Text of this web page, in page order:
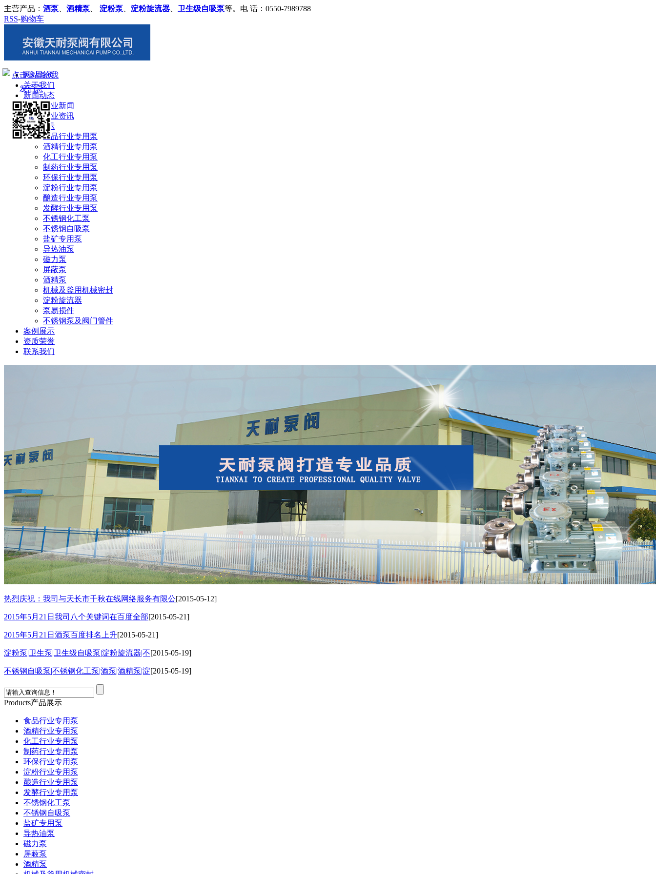
主营产品： 酒泵 酒精泵 淀粉泵 淀粉旋流器 卫生级自吸泵等。 电 话：0550-7989788
RSS-购物车
网站首页
关于我们
新闻动态
企业新闻
行业资讯
产品展示
食品行业专用泵
酒精行业专用泵
化工行业专用泵
制药行业专用泵
环保行业专用泵
淀粉行业专用泵
酿造行业专用泵
发酵行业专用泵
不锈钢化工泵
不锈钢自吸泵
盐矿专用泵
导热油泵
磁力泵
屏蔽泵
酒精泵
机械及釜用机械密封
淀粉旋流器
泵易损件
不锈钢泵及阀门管件
案例展示
资质荣誉
联系我们
2015年5月21日我司八个关键词在百度全部[2015-05-21]
2015年5月21日酒泵百度排名上升[2015-05-21]
淀粉泵|卫生泵|卫生级自吸泵|淀粉旋流器|不[2015-05-19]
不锈钢自吸泵|不锈钢化工泵|酒泵|酒精泵|淀[2015-05-19]
热烈庆祝：我司与天长市千秋在线网络服务有限公[2015-05-12]
Products产品展示
食品行业专用泵
酒精行业专用泵
化工行业专用泵
制药行业专用泵
环保行业专用泵
淀粉行业专用泵
酿造行业专用泵
发酵行业专用泵
不锈钢化工泵
不锈钢自吸泵
盐矿专用泵
导热油泵
磁力泵
屏蔽泵
酒精泵